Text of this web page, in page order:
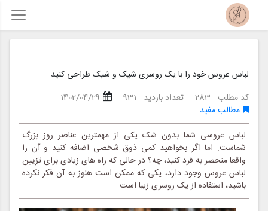
لباس عروس خود را با یک روسری شیک و شیک طراحی کنید
کد مطلب : 283
تعداد بازدید : 931
1402/04/29
مطالب مفید
لباس عروسی شما بدون شک یکی از مهمترین عناصر روز بزرگ
شماست. اما اگر بخواهید کمی ذوق شخصی اضافه کنید و آن را
واقعا منحصر به فرد کنید، چه؟ در حالی که راه های زیادی برای تزیین
لباس عروس وجود دارد، یکی که ممکن است هنوز به آن فکر نکرده
باشید، استفاده از یک روسری زیبا است.